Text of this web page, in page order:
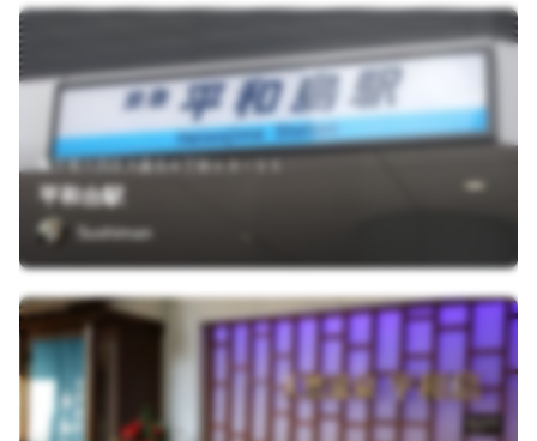
東京都大田区大森北６丁目１３－１１
平和台駅
Sushiman